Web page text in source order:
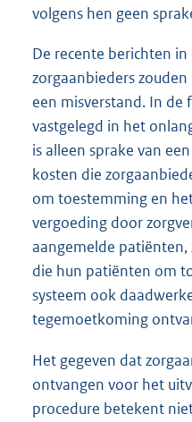
volgens hen geen
De recente berichten
zorgaanbieders
een misverstand. In de
vastgelegd in het
is alleen sprake van
kosten die
om toestemming en
vergoeding door
aangemelde
die hun patiënten om
systeem ook
tegemoetkoming
Het gegeven dat
ontvangen voor het
procedure betekent